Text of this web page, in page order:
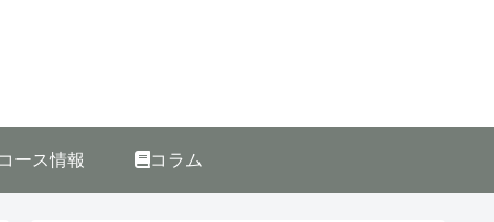
コース情報 コラム